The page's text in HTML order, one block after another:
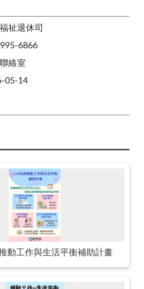
祉退休司
6866
絡室
05-14
動工作與生活平衡補助計畫